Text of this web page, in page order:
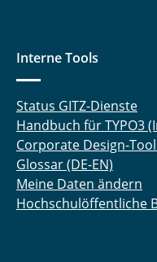
Interne Tools
Status GITZ-Dienste
Handbuch für TYPO3
Corporate Design-
Glossar (DE-EN)
Meine Daten ändern
Hochschulöffentliche